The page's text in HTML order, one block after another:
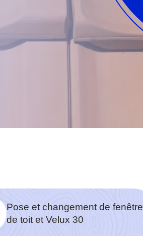
Pose et changement de fenêtre
de toit et Velux 30